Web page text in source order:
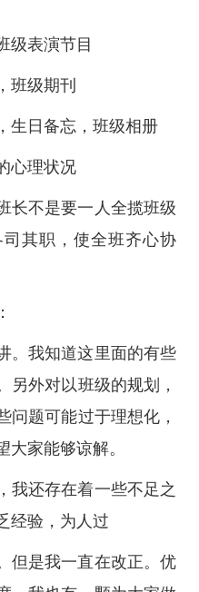
级表演节目
班级期刊
生日备忘，班级相册
心理状况
长不是要一人全揽班级
其职，使全班齐心协
。我知道这里面的有些
另外对以班级的规划，
问题可能过于理想化，
家能够谅解。
我还存在着一些不足之
经验，为人过
但是我一直在改正。优